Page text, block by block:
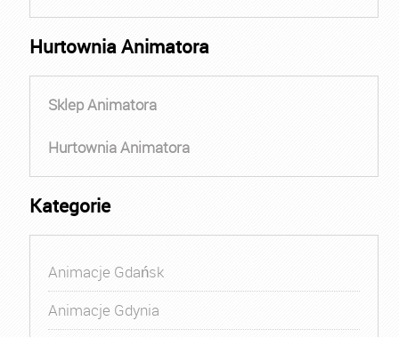
Hurtownia Animatora
Sklep Animatora
Hurtownia Animatora
Kategorie
Animacje Gdańsk
Animacje Gdynia